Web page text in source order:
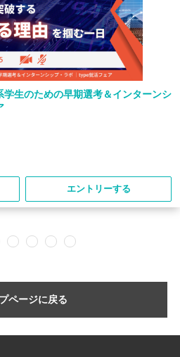
学生のための早期選考＆インターンシ
エントリーする
ページに戻る